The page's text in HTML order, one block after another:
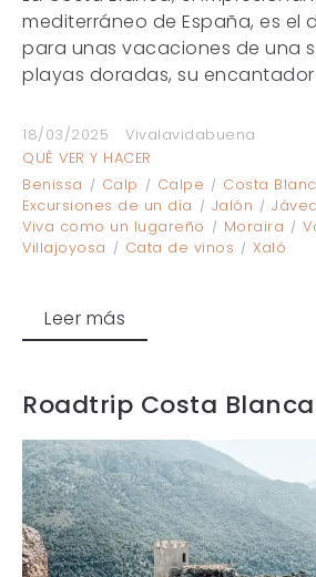
mediterráneo de España, es el
para unas vacaciones de una
playas doradas, su encantador
18/03/2025
Vivalavidabuena
QUÉ VER Y HACER
Benissa
Calp Calpe
Costa
Excursiones de un día
Jalón
Jávea
Viva como un lugareño
Moraira
Villajoyosa
Cata de vinos Xaló
Leer más
Roadtrip Costa Blanca